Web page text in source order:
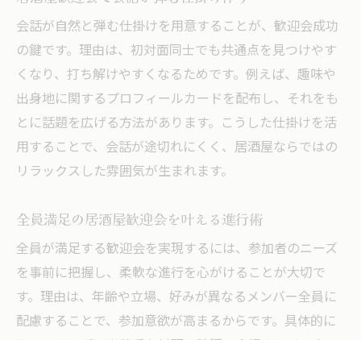
会話が自然と弾む仕掛けを用意することが、歓迎会成功
の鍵です。理由は、初対面同士でも共通点を見つけやす
くなり、打ち解けやすくなるためです。例えば、趣味や
出身地に関するプロフィールカードを配布し、それをも
とに話題を広げる方法があります。こうした仕掛けを活
用することで、会話が途切れにくく、居酒屋ならではの
リラックスした雰囲気が生まれます。
全員満足の居酒屋歓迎会を叶える進行術
全員が満足する歓迎会を実現するには、参加者のニーズ
を事前に把握し、柔軟な進行を心がけることが大切で
す。理由は、年齢や立場、好みが異なるメンバー全員に
配慮することで、参加意欲が高まるからです。具体的に